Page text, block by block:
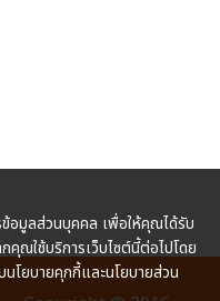
อมูลส่วนบุคคล เพื่อให้คุณได้รับ
คุณใช้บริการเว็บไซต์นี้ต่อไปโดย
โยบายคุกกี้และนโยบายส่วน